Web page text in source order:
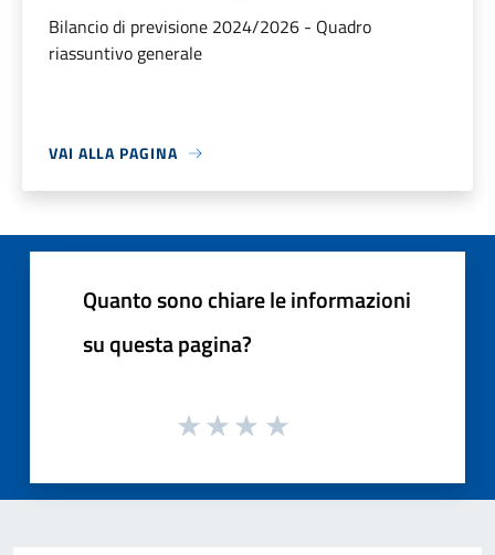
Bilancio di previsione 2024/2026 - Quadro
riassuntivo generale
VAI ALLA PAGINA
Quanto sono chiare le informazioni
su questa pagina?